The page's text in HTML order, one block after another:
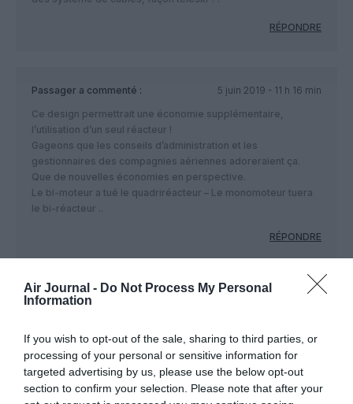
Air Journal - Do Not Process My Personal
Information
If you wish to opt-out of the sale, sharing to third parties, or
processing of your personal or sensitive information for
targeted advertising by us, please use the below opt-out
section to confirm your selection. Please note that after your
RÉPONDRE
Passager a commenté :
5 juin 2019 - 11 h 16 min
Ce design permettrait une économie supplémentaire,
l’utilisation d’un seul réacteur !
Gageons que les conseils d’administration et les
gestionnaires des compagnies aériennes adoreraient ça.
Que de nouvelles économies en perspective.
Le bi-moteur a tué le quadriréacteur – Le monomoteur tuera
le bi-réacteur ..
RÉPONDRE
Et en version "drone"?a
5 juin 2019 - 11 h 39
Sale temps alors pour le futur du SNPL!
RÉPONDRE